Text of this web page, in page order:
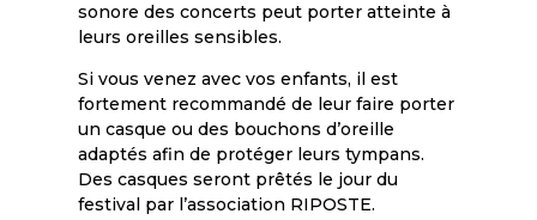
sonore des concerts peut porter atteinte à
leurs oreilles sensibles.
Si vous venez avec vos enfants, il est
fortement recommandé de leur faire porter
un casque ou des bouchons d’oreille
adaptés afin de protéger leurs tympans.
Des casques seront prêtés le jour du
festival par l’association RIPOSTE.